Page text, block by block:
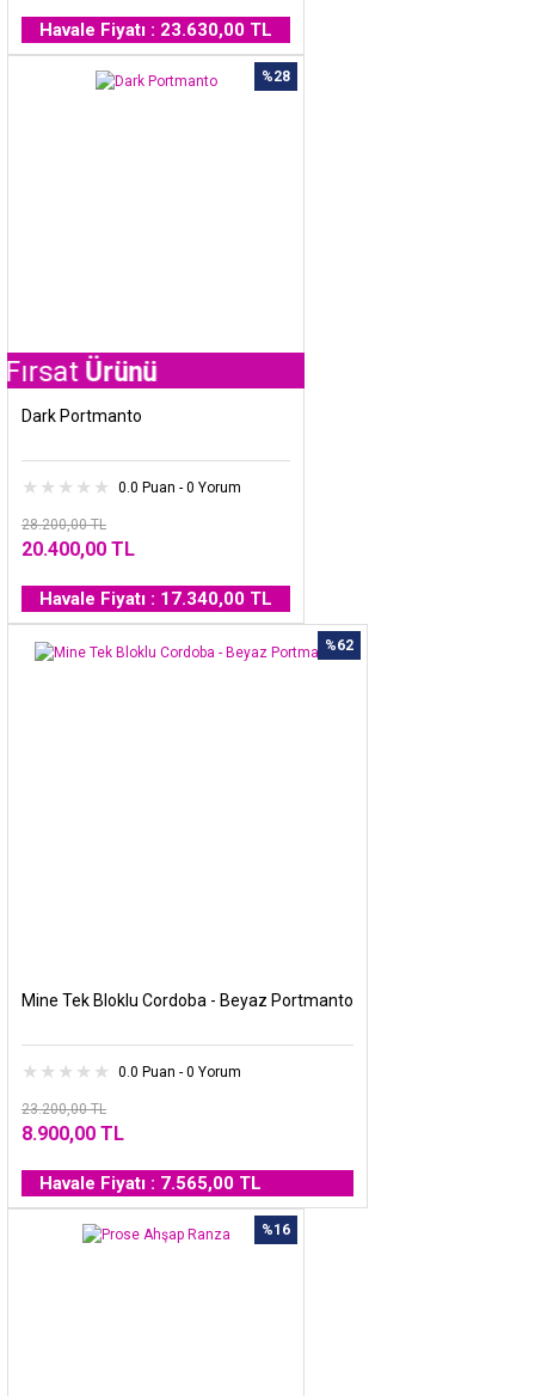
Havale Fiyatı : 23.630,00 TL
%28
Ürünü
Dark Portmanto
0.0 Puan - 0 Yorum
28.200,00 TL
20.400,00 TL
Havale Fiyatı : 17.340,00 TL
%62
Mine Tek Bloklu Cordoba - Beyaz Portmanto
0.0 Puan - 0 Yorum
23.200,00 TL
8.900,00 TL
Havale Fiyatı : 7.565,00 TL
%16